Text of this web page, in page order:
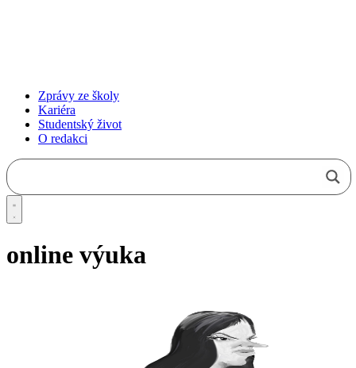
Zprávy ze školy
Kariéra
Studentský život
O redakci
online výuka